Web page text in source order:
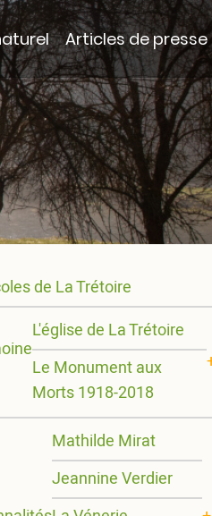
Articles de presse
de La Trétoire
L'église de La Trétoire
Le Monument aux
Morts 1918-2018
Mathilde Mirat
Jeannine Verdier